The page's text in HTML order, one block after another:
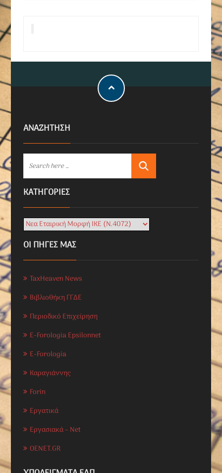
ΑΝΑΖΗΤΗΣΗ
KΑΤΗΓΟΡΊΕΣ
ΟΙ ΠΗΓΕΣ ΜΑΣ
TaxHeaven News
Βιβλιοθήκη ΓΓΔΕ
Περιοδικό Επιχείρηση
E-Forologia Epsilonnet
E-Forologia
Καραγιάννης
Forin
Εργατικά
Εργασιακά – Net
OENET.GR